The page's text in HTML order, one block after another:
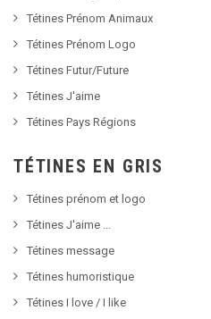
Tétines Prénom Animaux
Tétines Prénom Logo
Tétines Futur/Future
Tétines J'aime
Tétines Pays Régions
TÉTINES EN GRIS
Tétines prénom et logo
Tétines J'aime ...
Tétines message
Tétines humoristique
Tétines I love / I like